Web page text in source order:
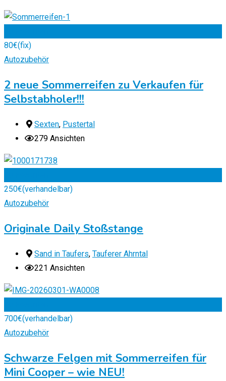
80€(fix)
Autozubehör
2 neue Sommerreifen zu Verkaufen für
Selbstabholer!!!
Sexten, Pustertal
279 Ansichten
250€(verhandelbar)
Autozubehör
Originale Daily Stoßstange
Sand in Taufers, Tauferer Ahrntal
221 Ansichten
700€(verhandelbar)
Autozubehör
Schwarze Felgen mit Sommerreifen für
Mini Cooper – wie NEU!